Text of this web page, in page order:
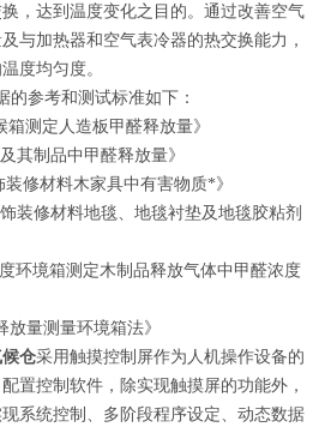
，达到温度变化之目的。通过改善空气
与加热器和空气表冷器的热交换能力，
度均匀度。
的参考和测试标准如下：
测定人造板甲醛释放量》
其制品中甲醛释放量》
装修材料木家具中有害物质*》
装修材料地毯、地毯衬垫及地毯胶粘剂
环境箱测定木制品释放气体中甲醛浓度
量测量环境箱法》
仓采用触摸控制屏作为人机操作设备的
置控制软件，除实现触摸屏的功能外，
系统控制、多阶段程序设定、动态数据